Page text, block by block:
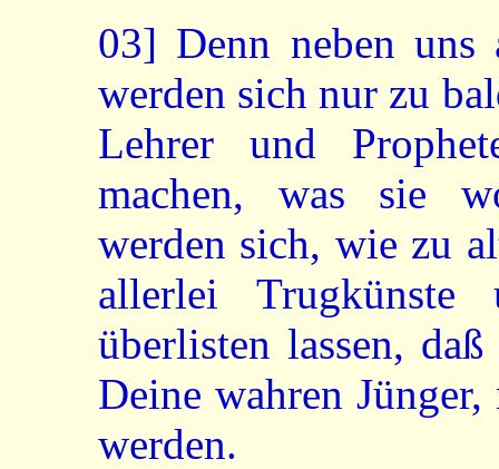
03] Denn neben uns
werden sich nur zu
Lehrer und
machen, was sie
werden sich, wie zu
allerlei Trugkünste
überlisten lassen,
Deine wahren
werden.